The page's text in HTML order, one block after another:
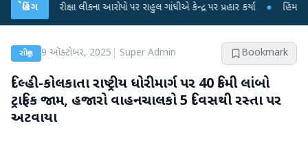
બ્રેકિંગ
પરીક્ષા લીકના આરોપો પર રાહુલ ગાંધીએ કેન્દ્ર પર પ્રહાર કર્યા ● હિંમતનગરમાં
રાષ્ટ્રીય 9 ઑક્ટોબર, 2025 Super Admin Bookmark
દિલ્હી-કોલકાતા રાષ્ટ્રીય ધોરીમાર્ગ પર 40 કિમી લાંબો
ટ્રાફિક જામ, હજારો વાહનચાલકો 5 દિવસથી રસ્તા પર
અટવાયા